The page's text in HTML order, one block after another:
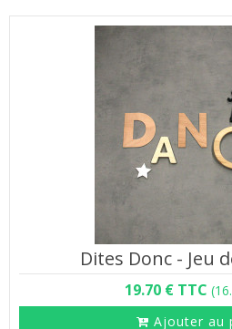
Dites Donc - Jeu
19.70 € TTC
Ajouter au